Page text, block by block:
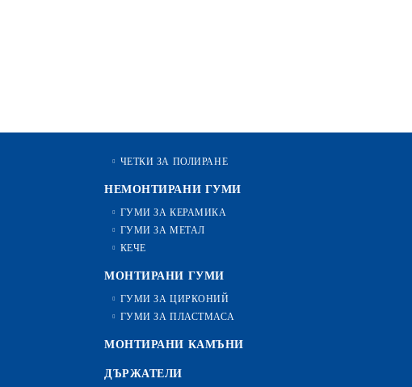
ЧЕТКИ ЗА ПОЛИРАНЕ
НЕМОНТИРАНИ ГУМИ
ГУМИ ЗА КЕРАМИКА
ГУМИ ЗА МЕТАЛ
КЕЧЕ
МОНТИРАНИ ГУМИ
ГУМИ ЗА ЦИРКОНИЙ
ГУМИ ЗА ПЛАСТМАСА
МОНТИРАНИ КАМЪНИ
ДЪРЖАТЕЛИ